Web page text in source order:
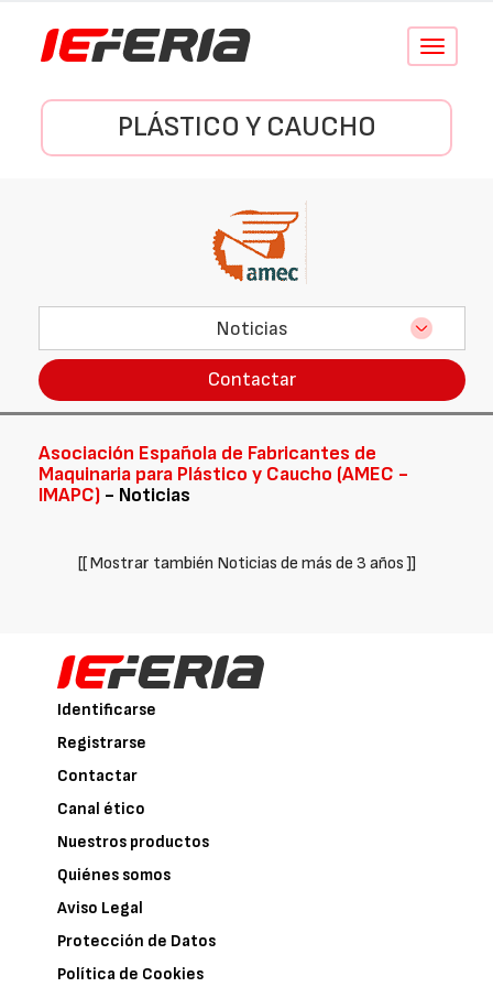
Conmutar
PLÁSTICO Y CAUCHO
Noticias
Contactar
Asociación Española de Fabricantes de
Maquinaria para Plástico y Caucho (AMEC -
IMAPC) - Noticias
[[ Mostrar también Noticias de más de 3 años ]]
Identificarse
Registrarse
Contactar
Canal ético
Nuestros productos
Quiénes somos
Aviso Legal
Protección de Datos
Política de Cookies